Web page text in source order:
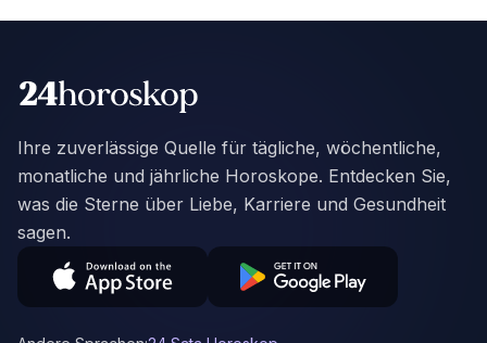
Ihre zuverlässige Quelle für tägliche, wöchentliche,
monatliche und jährliche Horoskope. Entdecken Sie,
was die Sterne über Liebe, Karriere und Gesundheit
sagen.